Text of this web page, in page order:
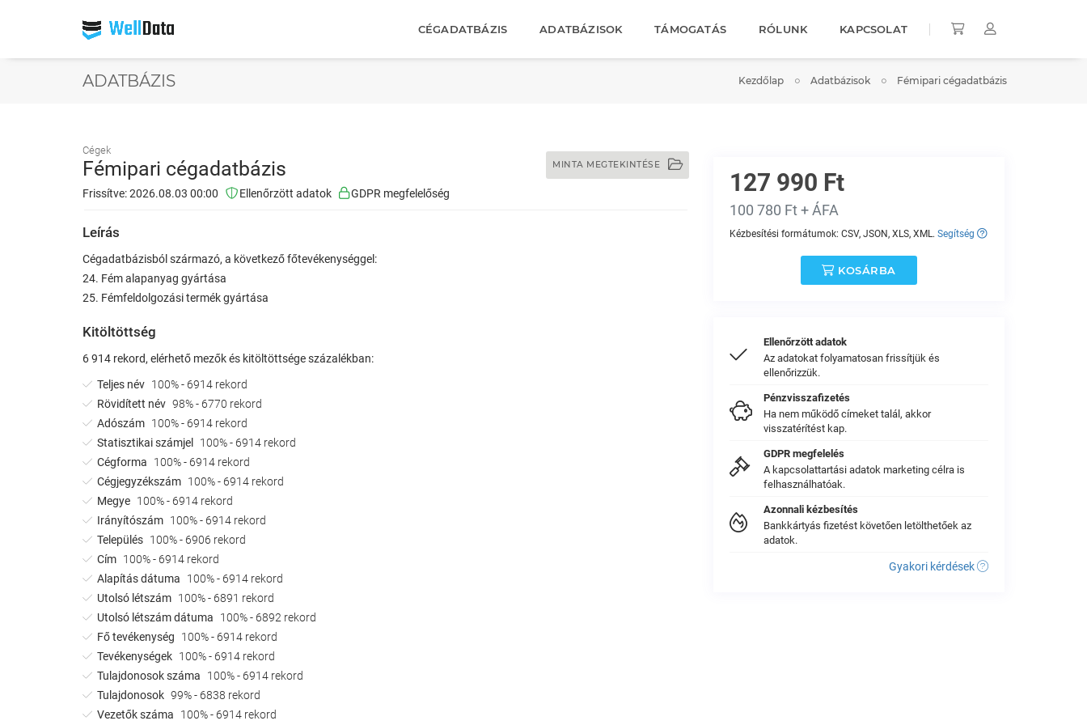
CÉGADATBÁZIS ADATBÁZISOK TÁMOGATÁS RÓLUNK KAPCSOLAT
ADATBÁZIS Kezdőlap Adatbázisok Fémipari cégadatbázis
Cégek
Fémipari cégadatbázis MINTA MEGTEKINTÉSE
Frissítve: 2026.08.03 00:00 Ellenőrzött adatok GDPR megfelelőség
Leírás
Cégadatbázisból származó, a következő főtevékenységgel:
24. Fém alapanyag gyártása
25. Fémfeldolgozási termék gyártása
Kitöltöttség
6 914 rekord, elérhető mezők és kitöltöttsége százalékban:
Teljes név 100% - 6914 rekord
Rövidített név 98% - 6770 rekord
Adószám 100% - 6914 rekord
Statisztikai számjel
100% - 6914 rekord
Cégforma
100% - 6914 rekord
Cégjegyzékszám 100% - 6914 rekord
Megye 100% - 6914 rekord
Irányítószám 100% - 6914 rekord
Település 100% - 6906 rekord
Cím 100% - 6914 rekord
Alapítás dátuma
100% - 6914 rekord
Utolsó létszám 100% - 6891 rekord
Utolsó létszám dátuma
100% - 6892 rekord
Fő tevékenység
100% - 6914 rekord
Tevékenységek 100% - 6914 rekord
Tulajdonosok száma
100% - 6914 rekord
Tulajdonosok 99% - 6838 rekord
Vezetők száma
100% - 6914 rekord
127 990 Ft
100 780 Ft + ÁFA
Kézbesítési formátumok: CSV, JSON, XLS, XML. Segítség
KOSÁRBA
Ellenőrzött adatok
Az adatokat folyamatosan frissítjük és
ellenőrizzük.
Pénzvisszafizetés
Ha nem működő címeket talál, akkor
visszatérítést kap.
GDPR megfelelés
A kapcsolattartási adatok marketing célra is
felhasználhatóak.
Azonnali kézbesítés
Bankkártyás fizetést követően letölthetőek az
adatok.
Gyakori kérdések